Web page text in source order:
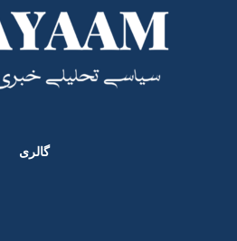
گالری